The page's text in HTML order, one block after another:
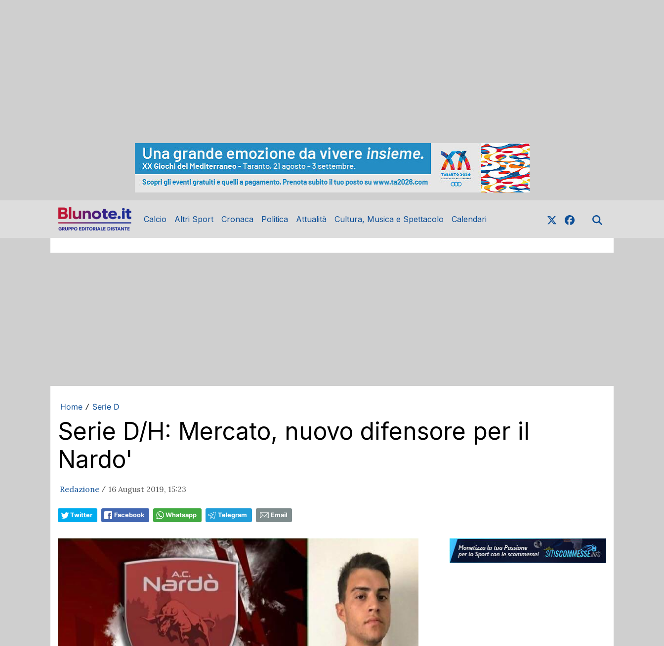
Calcio Altri Sport Cronaca Politica Attualità Cultura, Musica e Spettacolo Calendari
Home / Serie D
Serie D/H: Mercato, nuovo difensore per il
Nardo'
Redazione / 16 August 2019, 15:23
Twitter Facebook Whatsapp Telegram Email